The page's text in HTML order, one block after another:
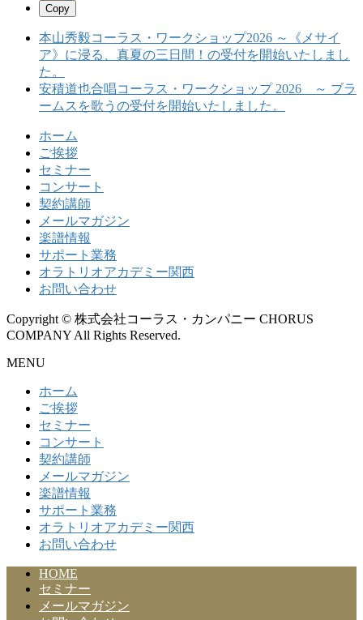
Copy
本山秀毅コーラス・ワークショップ2026 ～《メサイ
ア》に浸る、真夏の三日間！の受付を開始いたしまし
た。
安積道也合唱コーラス・ワークショップ 2026 ～ ブラ
ームスを歌うの受付を開始いたしました。
ホーム
ご挨拶
セミナー
コンサート
契約講師
メールマガジン
楽譜情報
サポート業務
オラトリオアカデミー関西
お問い合わせ
Copyright © 株式会社コーラス・カンパニー CHORUS
COMPANY All Rights Reserved.
MENU
ホーム
ご挨拶
セミナー
コンサート
契約講師
メールマガジン
楽譜情報
サポート業務
オラトリオアカデミー関西
お問い合わせ
HOME
セミナー
メールマガジン